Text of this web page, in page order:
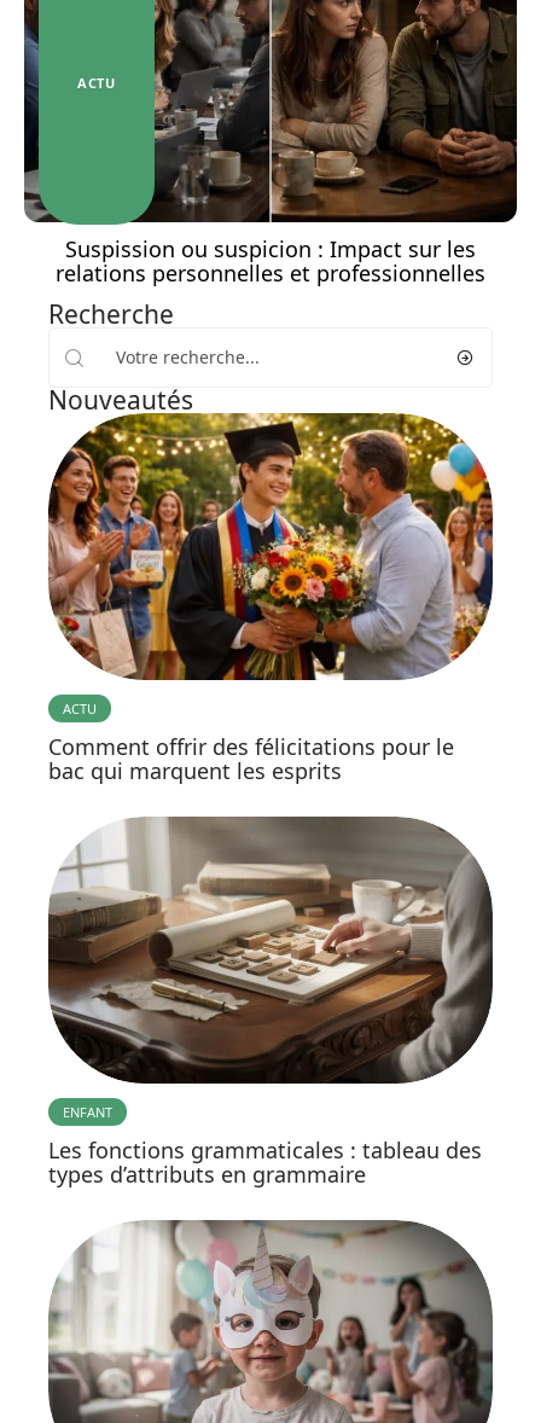
ACTU
Suspission ou suspicion : Impact sur les
relations personnelles et professionnelles
Recherche
Nouveautés
ACTU
Comment offrir des félicitations pour le
bac qui marquent les esprits
ENFANT
Les fonctions grammaticales : tableau des
types d’attributs en grammaire